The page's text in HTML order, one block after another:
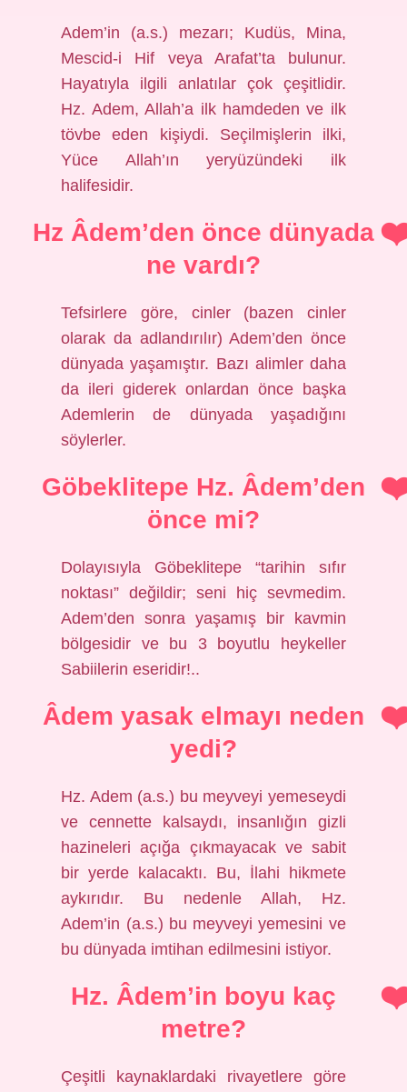
Adem’in (a.s.) mezarı; Kudüs, Mina,
Mescid-i Hif veya Arafat’ta bulunur.
Hayatıyla ilgili anlatılar çok çeşitlidir.
Hz. Adem, Allah’a ilk hamdeden ve ilk
tövbe eden kişiydi. Seçilmişlerin ilki,
Yüce Allah’ın yeryüzündeki ilk
halifesidir.
Hz Âdem’den önce dünyada
ne vardı?
Tefsirlere göre, cinler (bazen cinler
olarak da adlandırılır) Adem’den önce
dünyada yaşamıştır. Bazı alimler daha
da ileri giderek onlardan önce başka
Ademlerin de dünyada yaşadığını
söylerler.
Göbeklitepe Hz. Âdem’den
önce mi?
Dolayısıyla Göbeklitepe “tarihin sıfır
noktası” değildir; seni hiç sevmedim.
Adem’den sonra yaşamış bir kavmin
bölgesidir ve bu 3 boyutlu heykeller
Sabiilerin eseridir!..
Âdem yasak elmayı neden
yedi?
Hz. Adem (a.s.) bu meyveyi yemeseydi
ve cennette kalsaydı, insanlığın gizli
hazineleri açığa çıkmayacak ve sabit
bir yerde kalacaktı. Bu, İlahi hikmete
aykırıdır. Bu nedenle Allah, Hz.
Adem’in (a.s.) bu meyveyi yemesini ve
bu dünyada imtihan edilmesini istiyor.
Hz. Âdem’in boyu kaç
metre?
Çeşitli kaynaklardaki rivayetlere göre